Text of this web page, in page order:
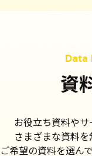
資
お役立ち資料やサ
さまざまな資料を
ご希望の資料を選ん